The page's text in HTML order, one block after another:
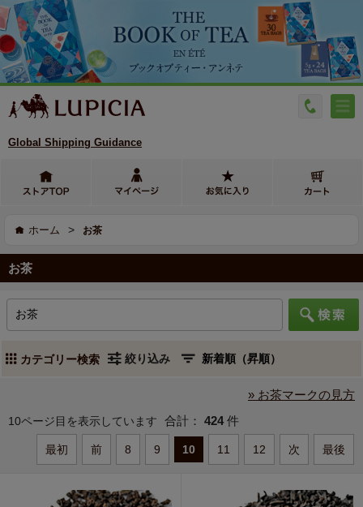
Global Shipping Guidance
ホーム > お茶
お茶
カテゴリー検索 絞り込み
» お茶マークの見方
10ページ目を表示しています 合計： 424件
最初 前 8 9 10 11 12 次 最後